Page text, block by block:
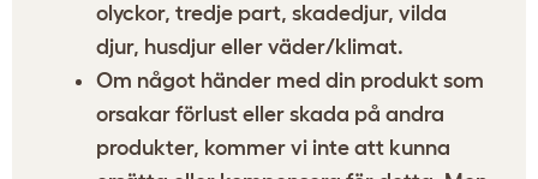
olyckor, tredje part, skadedjur, vilda
djur, husdjur eller väder/klimat.
Om något händer med din produkt som
orsakar förlust eller skada på andra
produkter, kommer vi inte att kunna